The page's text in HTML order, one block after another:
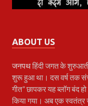
ABOUT US
जनपथहिंदी जगत के
शुरू हुआ था। दस वर्ष तक
गीत” छापकर यह ब्लॉग बंद
किया गया। अब एक